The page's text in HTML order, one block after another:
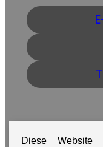
Diese Website